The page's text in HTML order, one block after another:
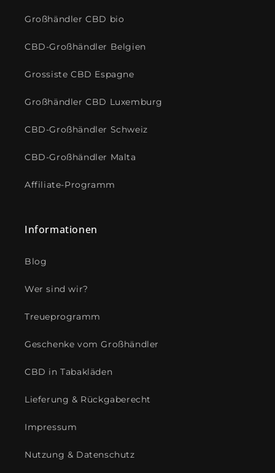
Großhändler CBD bio
CBD-Großhändler Belgien
Grossiste CBD Espagne
Großhändler CBD Luxemburg
CBD-Großhändler Schweiz
CBD-Großhändler Malta
Affiliate-Programm
Informationen
Blog
Wer sind wir?
Treueprogramm
Geschenke vom Großhändler
CBD in Tabakläden
Lieferung & Rückgaberecht
Impressum
Nutzung & Datenschutz